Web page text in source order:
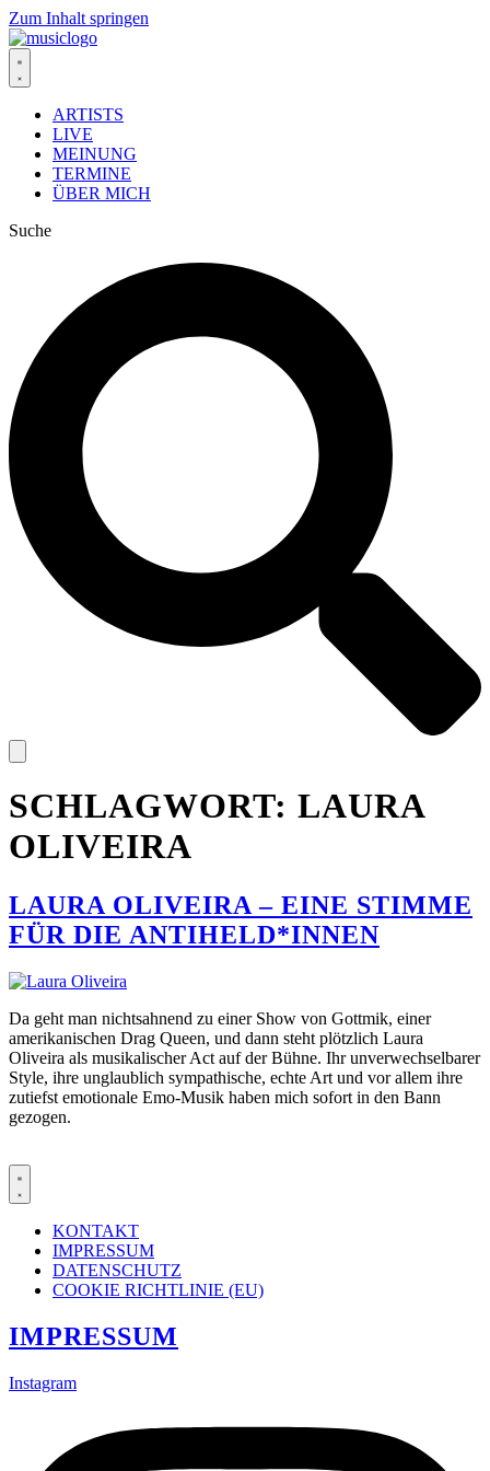
Zum Inhalt springen
ARTISTS
LIVE
MEINUNG
TERMINE
ÜBER MICH
Suche
SCHLAGWORT: LAURA
OLIVEIRA
LAURA OLIVEIRA – EINE STIMME
FÜR DIE ANTIHELD*INNEN
Da geht man nichtsahnend zu einer Show von Gottmik, einer
amerikanischen Drag Queen, und dann steht plötzlich Laura
Oliveira als musikalischer Act auf der Bühne. Ihr unverwechselbarer
Style, ihre unglaublich sympathische, echte Art und vor allem ihre
zutiefst emotionale Emo-Musik haben mich sofort in den Bann
gezogen.
KONTAKT
IMPRESSUM
DATENSCHUTZ
COOKIE RICHTLINIE (EU)
IMPRESSUM
Instagram